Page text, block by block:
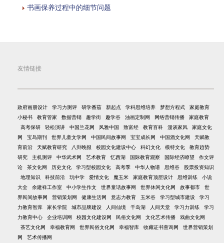
书画保养过程中的细节问题
友情链接
政府画册设计 学习力测评 研学番茄 新起点 学科思维培养 梦想方程式
家庭教育
小秘书
教育管家 数据营销 趣学街 趣学谷 油画定制网 网络营销传播
家庭教育
高考保研
轻松演讲 中国兰花网 风雅中国 致富经 教育百科 漫谈家风
家庭文化
网
宝岛期刊 世界儿童文学网 中国民间故事网 宝宝成长网 中国酒文化网
天赋教
育前沿
天赋教育研究 八卦晚报 校园文化建设中心 科幻文化 模特文化
教育趋势
研究
主机测评 中华武术网 艺术教育 忆西湖 国际教育观察 国际经济瞭望
作文评
论
茶文化网 历史文化 学习型校园文化 高考季 中华人物谱 思维谷
股票投资知识
地理知识
科技前沿 玩中学 爱情文化 魔玉米 家庭教育顶层设计 思维训练
小说
大全
余建祥工作室 中小学生作文 世界童话故事网 世界休闲文化网 故事都市
世
界民间故事网
营销策划网 健康生活网 意志力教育 玉米谷 学习型城市建设
学习
力教育智库
家长学院 城市品牌建设 人间仙境 千岛湖 人间天堂 学习力训练
学习
力教育中心
企业培训网 校园文化建设网 民俗文化网 文化艺术传播
戏曲文化网
茶艺文化网
幸福教育网 世界民俗文化网 幸福智库 收藏证书查询网
世界营销策划
网
艺术传播网